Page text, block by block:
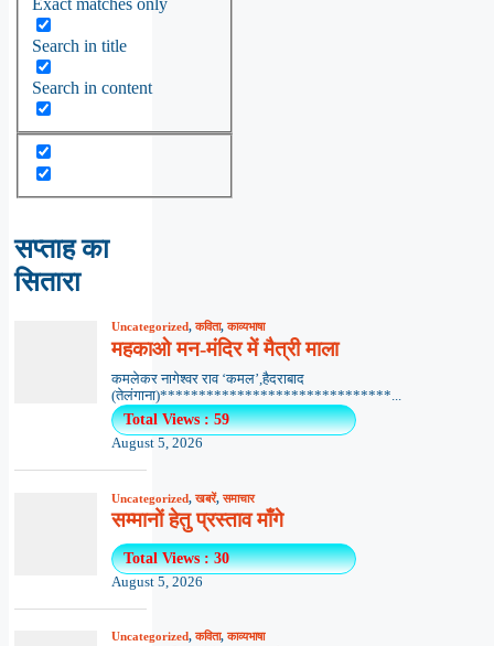
Search in title
Search in content
सप्ताह का
सितारा
Uncategorized,कविता,काव्यभाषा
महकाओ मन-मंदिर में मैत्री माला
कमलेकर नागेश्वर राव ‘कमल’,हैदराबाद
(तेलंगाना)******************************...
Total Views : 59
August 5, 2026
Uncategorized,खबरें,समाचार
सम्मानों हेतु प्रस्ताव माँगे
Total Views : 30
August 5, 2026
Uncategorized,कविता,काव्यभाषा